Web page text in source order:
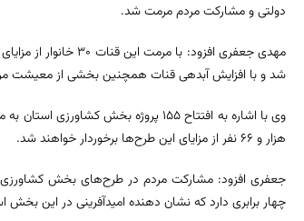
دولتی و مشارکت مردم مرمت شد.
مهدی جعفری افزود:
شد و با افزایش آبدهی قنات همچنین بخشی از معیشت
هزار و ۶۶ نفر از مزایای این طرح‌ها برخوردار خواهند شد.
جعفری افزود: مشارکت مردم در طرح‌های بخش
چهار برابری دارد که نشان دهنده امیدآفرینی در این